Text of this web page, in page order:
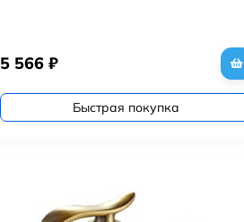
5 566 ₽
Быстрая покупка